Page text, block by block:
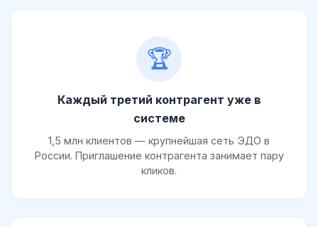
🏆
Каждый третий контрагент уже в
системе
1,5 млн клиентов — крупнейшая сеть ЭДО в
России. Приглашение контрагента занимает пару
кликов.